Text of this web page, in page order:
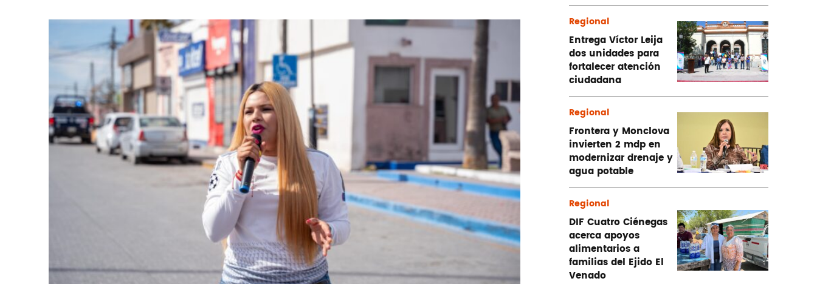
Regional
Entrega Víctor Leija
dos unidades para
fortalecer atención
ciudadana
Regional
Frontera y Monclova
invierten 2 mdp en
modernizar drenaje y
agua potable
Regional
DIF Cuatro Ciénegas
acerca apoyos
alimentarios a
familias del Ejido El
Venado